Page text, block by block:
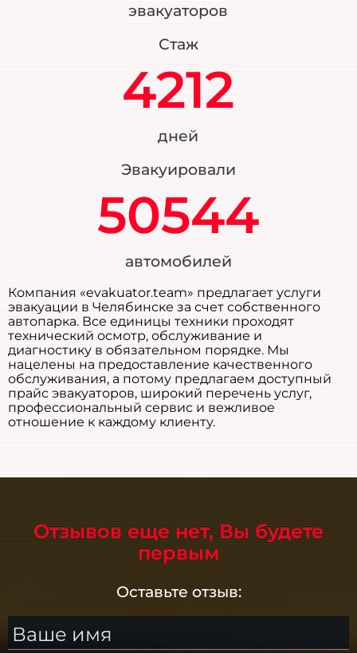
эвакуаторов
Стаж
4212
дней
Эвакуировали
50544
автомобилей
Компания «evakuator.team» предлагает услуги
эвакуации в Челябинске за счет собственного
автопарка. Все единицы техники проходят
технический осмотр, обслуживание и
диагностику в обязательном порядке. Мы
нацелены на предоставление качественного
обслуживания, а потому предлагаем доступный
прайс эвакуаторов, широкий перечень услуг,
профессиональный сервис и вежливое
отношение к каждому клиенту.
Отзывов еще нет, Вы будете
первым
Оставьте отзыв:
Ваше имя